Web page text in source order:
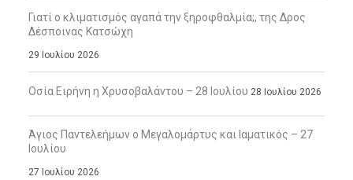
Γιατί ο κλιματισμός αγαπά την ξηροφθαλμία;, της Δρος
Δέσποινας Κατσώχη
29 Ιουλίου 2026
Οσία Ειρήνη η Χρυσοβαλάντου – 28 Ιουλίου 28 Ιουλίου 2026
Άγιος Παντελεήμων ο Μεγαλομάρτυς και Ιαματικός – 27
Ιουλίου
27 Ιουλίου 2026